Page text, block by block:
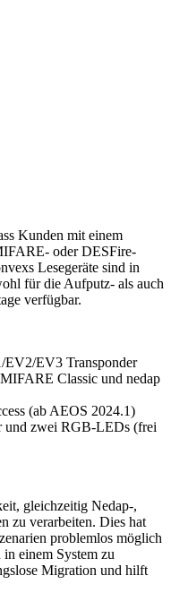
Kunden mit einem
oder DESFire-
Lesegeräte sind in
für die Aufputz- als auch
verfügbar.
EV3 Transponder
Classic und nedap
(ab AEOS 2024.1)
und zwei RGB-LEDs (frei
gleichzeitig Nedap-,
zu verarbeiten. Dies hat
problemlos möglich
einem System zu
Migration und hilft